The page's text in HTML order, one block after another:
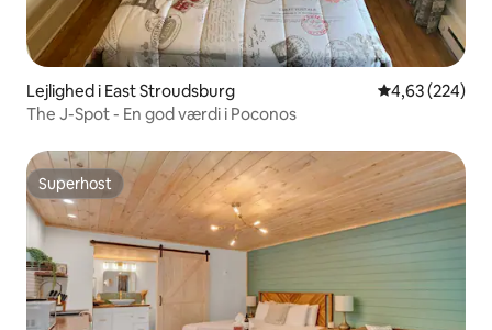
Lejlighed i East Stroudsburg 4,63 ud af 5 i
4,63 (224)
The J-Spot - En god værdi i Poconos
Superhost
Superhost